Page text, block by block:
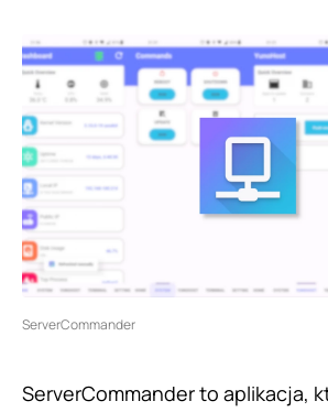
ServerCommander
ServerCommander to aplikacja,